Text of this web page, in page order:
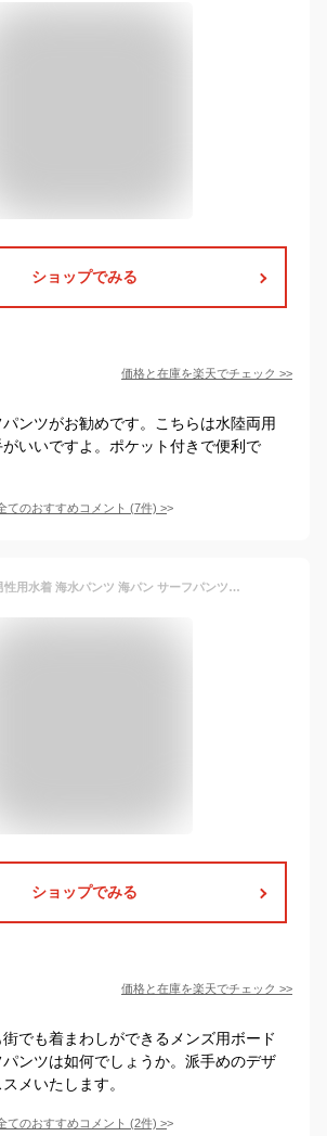
ショップでみる
価格と在庫を楽天でチェック >>
ンツがお勧めです。こちらは水陸両用
いいですよ。ポケット付きで便利で
てのおすすめコメント (7件) >
メンズ 水着 男性用水着 海水パンツ 海パン サーフパンツ ボードショーツ 水陸両用 サーフショーツ ハーフパンツ ns-2517-06finalm
ショップでみる
価格と在庫を楽天でチェック >>
でも着まわしができるメンズ用ボード
ンツは如何でしょうか。派手めのデザ
メいたします。
てのおすすめコメント (2件) >